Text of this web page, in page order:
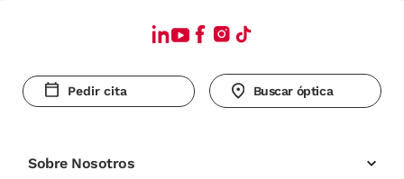
Pedir cita Buscar óptica
Sobre Nosotros